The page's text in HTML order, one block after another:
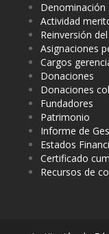
Denominación
Actividad
Reinversión
Asignaciones
Cargos
Donaciones
Donaciones
Fundadores
Patrimonio
Informe de
Estados
Certificado
Recursos de